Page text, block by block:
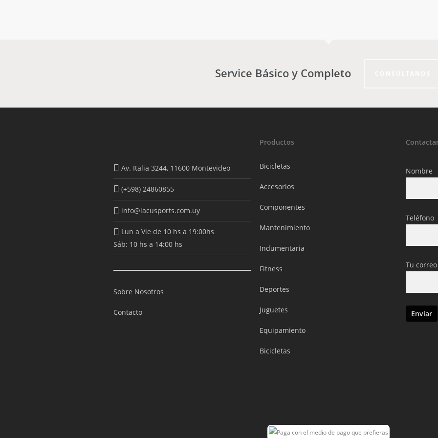
Service Básico y Completo
Av. Italia 3244, 11600 Montevideo
(+598) 24860855
info@lacusports.com.uy
Lun a Vie de 10 hs a 19:00hs
Sáb: 10 hs a 14:00 hs
Sobre Nosotros
Contacto
Productos
Bicicletas
Accesorios
Componentes
Mantenimiento
Indumentaria
Fitness
Deportes
Juguetes
Equipamiento
Bicicletas
Nombre
Teléfono
Tu